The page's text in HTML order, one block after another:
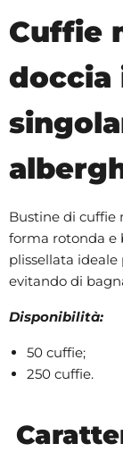
Cuffie
doccia
Bustine di cuffie
forma rotonda e
plissellata
evitando di
Disponibilità:
50 cuffie;
250 cuffie.